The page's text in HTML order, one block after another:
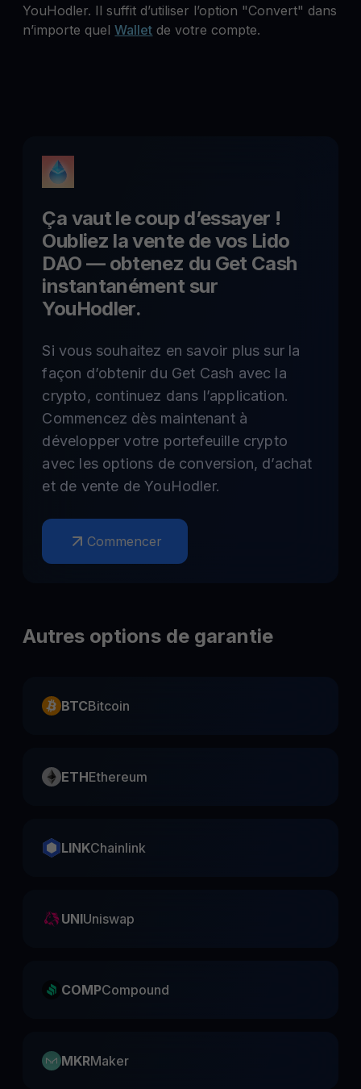
YouHodler. Il suffit d’utiliser l’option "Convert" dans
n’importe quelWallet de votre compte.
Ça vaut le coup d’essayer !
Oubliez la vente de vos Lido
DAO — obtenez du Get Cash
instantanément sur
YouHodler.
Si vous souhaitez en savoir plus sur la
façon d’obtenir du Get Cash avec la
crypto, continuez dans l’application.
Commencez dès maintenant à
développer votre portefeuille crypto
avec les options de conversion, d’achat
et de vente de YouHodler.
Commencer
Autres options de garantie
BTCBitcoin
ETHEthereum
LINKChainlink
UNIUniswap
COMPCompound
MKRMaker